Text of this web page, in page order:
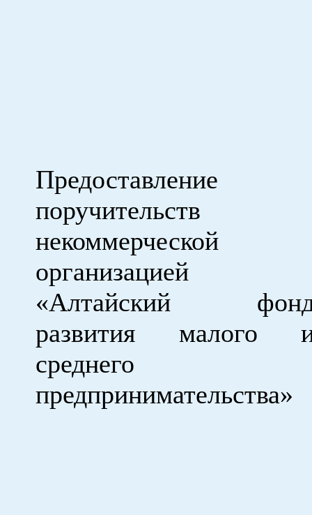
Предоставление
поручительств
некоммерческой
организацией
«Алтайский
развития малого
среднего
предпринимательства»